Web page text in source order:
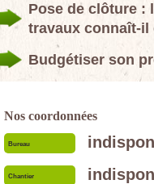
Pose de clôture :
travaux connaît-il
Budgétiser son
Nos coordonnées
Bureau
Chantier